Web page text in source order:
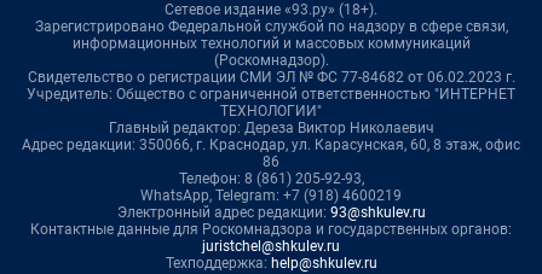
Сетевое издание «93.ру» (18+).
Зарегистрировано Федеральной службой по надзору в сфере связи,
информационных технологий и массовых коммуникаций
(Роскомнадзор).
Свидетельство о регистрации СМИ ЭЛ № ФС 77-84682 от 06.02.2023 г.
Учредитель: Общество с ограниченной ответственностью "ИНТЕРНЕТ
ТЕХНОЛОГИИ"
Главный редактор: Дереза Виктор Николаевич
Адрес редакции: 350066, г. Краснодар, ул. Карасунская, 60, 8 этаж, офис
86
Телефон: 8 (861) 205-92-93,
WhatsApp, Telegram: +7 (918) 4600219
Электронный адрес редакции: 93@shkulev.ru
Контактные данные для Роскомнадзора и государственных органов:
juristchel@shkulev.ru
Техподдержка: help@shkulev.ru